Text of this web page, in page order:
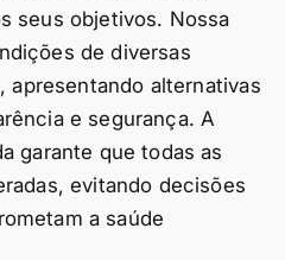
seus objetivos. Nossa
de diversas
alternativas
e segurança. A
garante que todas as
evitando decisões
a saúde